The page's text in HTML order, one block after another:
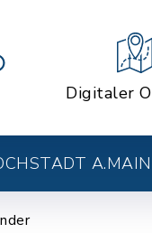
Digitaler
A.MAIN